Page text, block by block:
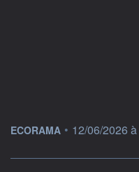
information fournie par
ECORAMA • 12/06/2026